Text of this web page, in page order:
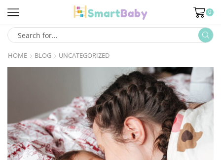
0
HOME BLOG UNCATEGORIZED